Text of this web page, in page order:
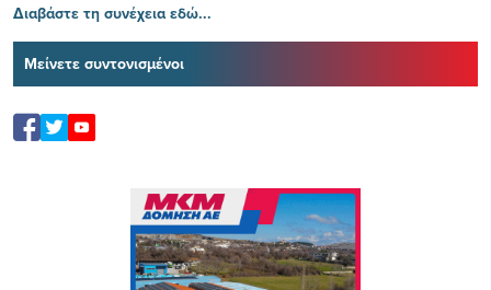
Διαβάστε τη συνέχεια εδώ...
Μείνετε συντονισμένοι